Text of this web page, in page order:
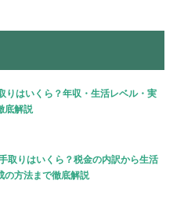
りはいくら？年収・生活レベル・実
底解説
取りはいくら？税金の内訳から生活
の方法まで徹底解説